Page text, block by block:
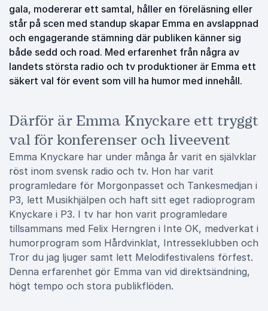
gala, modererar ett samtal, håller en föreläsning eller
står på scen med standup skapar Emma en avslappnad
och engagerande stämning där publiken känner sig
både sedd och road. Med erfarenhet från några av
landets största radio och tv produktioner är Emma ett
säkert val för event som vill ha humor med innehåll.
Därför är Emma Knyckare ett tryggt
val för konferenser och liveevent
Emma Knyckare har under många år varit en självklar
röst inom svensk radio och tv. Hon har varit
programledare för Morgonpasset och Tankesmedjan i
P3, lett Musikhjälpen och haft sitt eget radioprogram
Knyckare i P3. I tv har hon varit programledare
tillsammans med Felix Herngren i Inte OK, medverkat i
humorprogram som Hårdvinklat, Intresseklubben och
Tror du jag ljuger samt lett Melodifestivalens förfest.
Denna erfarenhet gör Emma van vid direktsändning,
högt tempo och stora publikflöden.